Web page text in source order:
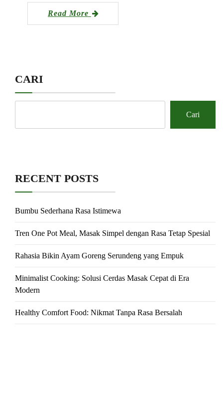
Read More
CARI
Cari
RECENT POSTS
Bumbu Sederhana Rasa Istimewa
Tren One Pot Meal, Masak Simpel dengan Rasa Tetap Spesial
Rahasia Bikin Ayam Goreng Serundeng yang Empuk
Minimalist Cooking: Solusi Cerdas Masak Cepat di Era
Modern
Healthy Comfort Food: Nikmat Tanpa Rasa Bersalah